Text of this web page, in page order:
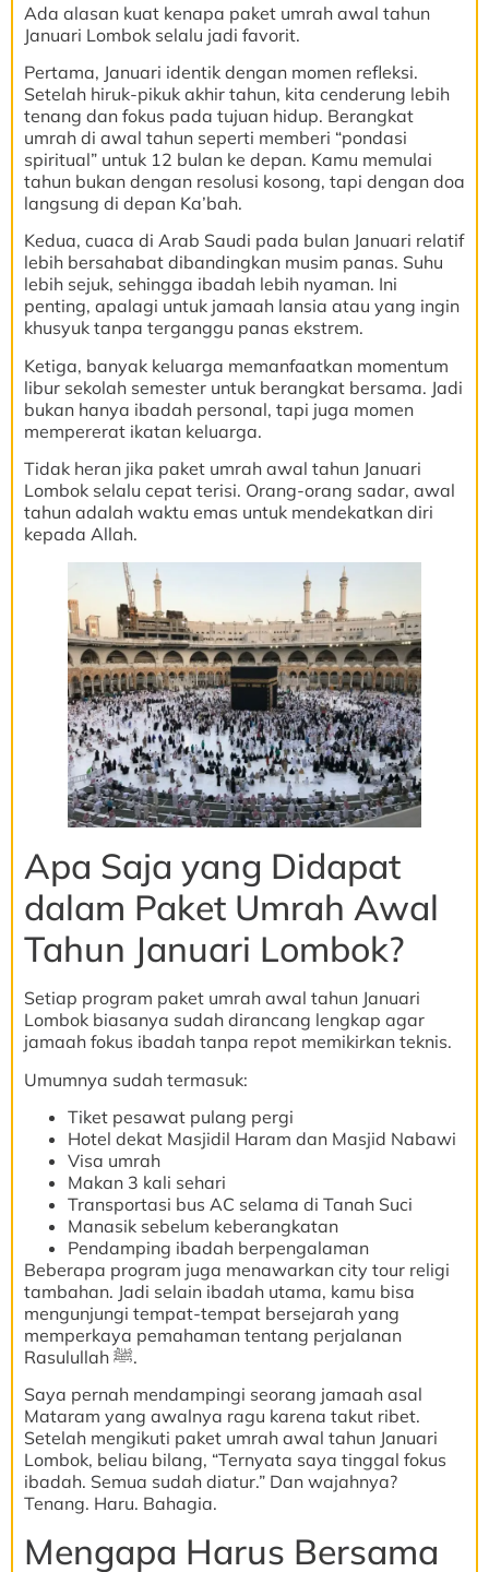
Ada alasan kuat kenapa paket umrah awal tahun
Januari Lombok selalu jadi favorit.
Pertama, Januari identik dengan momen refleksi.
Setelah hiruk-pikuk akhir tahun, kita cenderung lebih
tenang dan fokus pada tujuan hidup. Berangkat
umrah di awal tahun seperti memberi “pondasi
spiritual” untuk 12 bulan ke depan. Kamu memulai
tahun bukan dengan resolusi kosong, tapi dengan doa
langsung di depan Ka’bah.
Kedua, cuaca di Arab Saudi pada bulan Januari relatif
lebih bersahabat dibandingkan musim panas. Suhu
lebih sejuk, sehingga ibadah lebih nyaman. Ini
penting, apalagi untuk jamaah lansia atau yang ingin
khusyuk tanpa terganggu panas ekstrem.
Ketiga, banyak keluarga memanfaatkan momentum
libur sekolah semester untuk berangkat bersama. Jadi
bukan hanya ibadah personal, tapi juga momen
mempererat ikatan keluarga.
Tidak heran jika paket umrah awal tahun Januari
Lombok selalu cepat terisi. Orang-orang sadar, awal
tahun adalah waktu emas untuk mendekatkan diri
kepada Allah.
Apa Saja yang Didapat
dalam Paket Umrah Awal
Tahun Januari Lombok?
Setiap program paket umrah awal tahun Januari
Lombok biasanya sudah dirancang lengkap agar
jamaah fokus ibadah tanpa repot memikirkan teknis.
Umumnya sudah termasuk:
Tiket pesawat pulang pergi
Hotel dekat Masjidil Haram dan Masjid Nabawi
Visa umrah
Makan 3 kali sehari
Transportasi bus AC selama di Tanah Suci
Manasik sebelum keberangkatan
Pendamping ibadah berpengalaman
Beberapa program juga menawarkan city tour religi
tambahan. Jadi selain ibadah utama, kamu bisa
mengunjungi tempat-tempat bersejarah yang
memperkaya pemahaman tentang perjalanan
Rasulullah ﷺ.
Saya pernah mendampingi seorang jamaah asal
Mataram yang awalnya ragu karena takut ribet.
Setelah mengikuti paket umrah awal tahun Januari
Lombok, beliau bilang, “Ternyata saya tinggal fokus
ibadah. Semua sudah diatur.” Dan wajahnya?
Tenang. Haru. Bahagia.
Mengapa Harus Bersama